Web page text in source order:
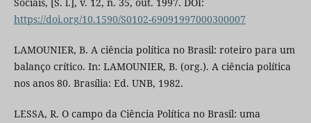
https://doi.org/10.1590/S0102-69091997000300007
LAMOUNIER, B. A ciência política no Brasil: roteiro para um
balanço crítico. In: LAMOUNIER, B. (org.). A ciência política
nos anos 80. Brasília: Ed. UNB, 1982.
LESSA, R. O campo da Ciência Política no Brasil: uma